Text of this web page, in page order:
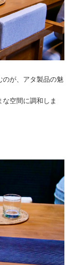
のが、アタ製品の魅
空間に調和しま